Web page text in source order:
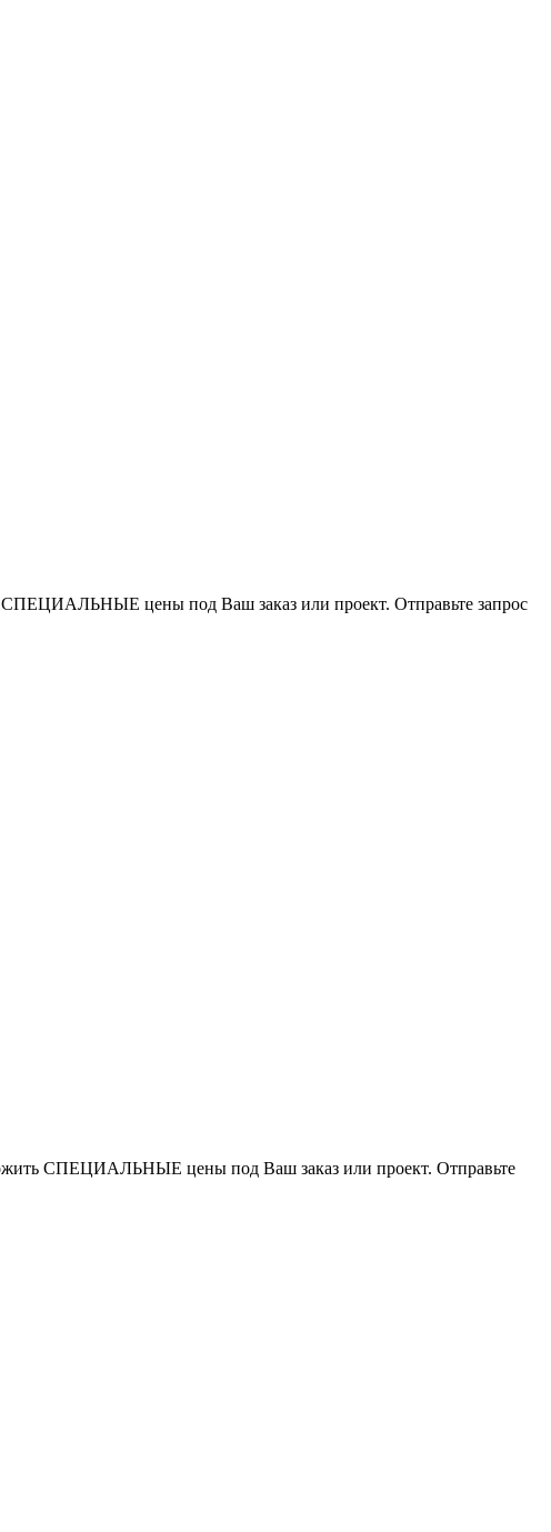
СПЕЦИАЛЬНЫЕ цены под Ваш заказ или проект. Отправьте запрос
СПЕЦИАЛЬНЫЕ цены под Ваш заказ или проект. Отправьте